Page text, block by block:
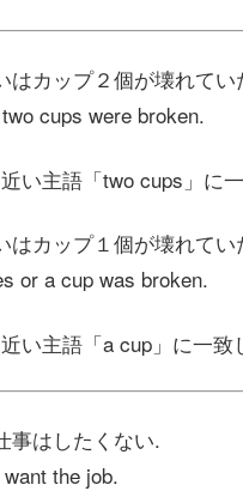
カップ２個が壊れてい
cups were broken.
い主語「two cups」に
カップ１個が壊れてい
or a cup was broken.
い主語「a cup」に一致
事はしたくない.
the job.